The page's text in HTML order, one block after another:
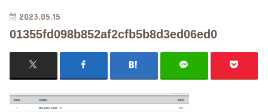
2023.05.15
01355fd098b852af2cfb5b8d3ed06ed0